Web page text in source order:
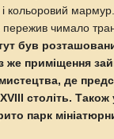
кольоровий мармур.
пережив чимало
був
же приміщення
де
століть. Також
парк